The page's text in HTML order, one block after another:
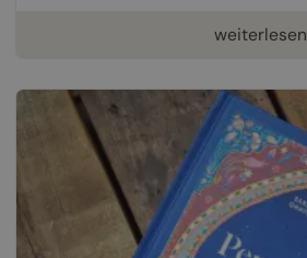
weiterlesen